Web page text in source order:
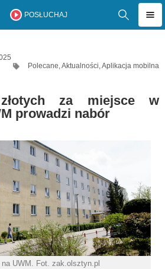
POSŁUCHAJ
Polecane,Aktualności,Aplikacja mobilna
za miejsce w
prowadzi nabór
UWM. Fot. zak.olsztyn.pl